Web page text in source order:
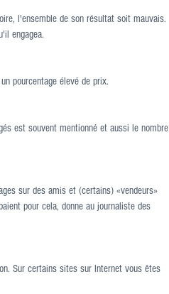
l'ensemble de son résultat soit mauvais.
engagea.
pourcentage élevé de prix.
est souvent mentionné et aussi le nombre
sur des amis et (certains) «vendeurs»
pour cela, donne au journaliste des
Sur certains sites sur lnternet vous êtes